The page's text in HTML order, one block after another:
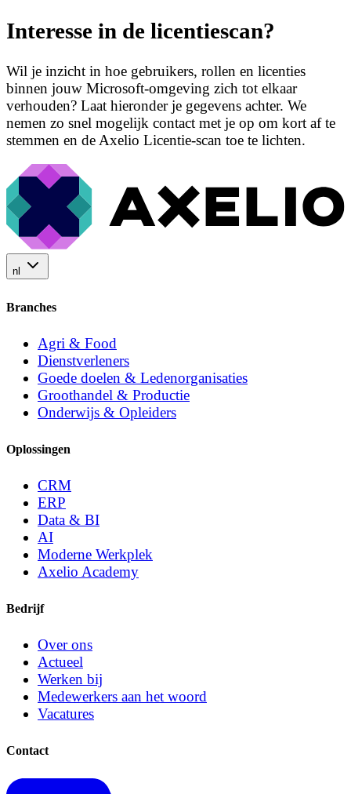
Interesse in de licentiescan?
Wil je inzicht in hoe gebruikers, rollen en licenties
binnen jouw Microsoft‑omgeving zich tot elkaar
verhouden? Laat hieronder je gegevens achter. We
nemen zo snel mogelijk contact met je op om kort af te
stemmen en de Axelio Licentie‑scan toe te lichten.
nl
Branches
Agri & Food
Dienstverleners
Goede doelen & Ledenorganisaties
Groothandel & Productie
Onderwijs & Opleiders
Oplossingen
CRM
ERP
Data & BI
AI
Moderne Werkplek
Axelio Academy
Bedrijf
Over ons
Actueel
Werken bij
Medewerkers aan het woord
Vacatures
Contact